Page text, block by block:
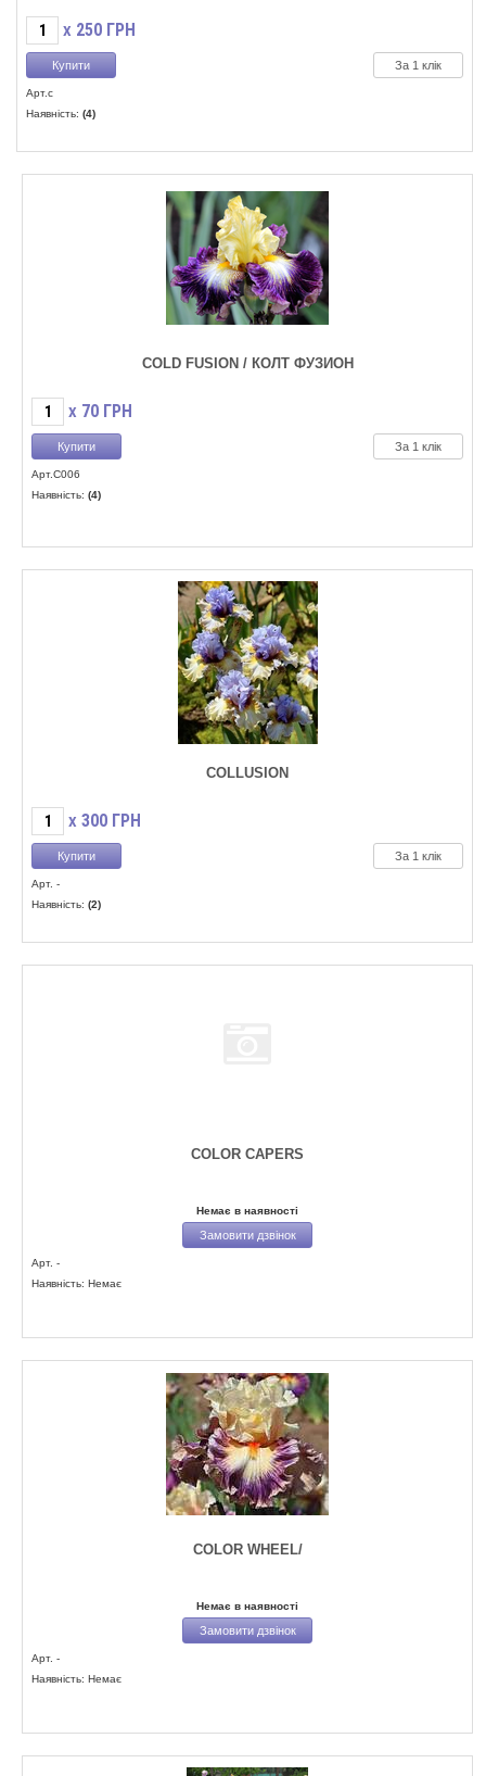
X 250 ГРН
За 1 клік
Арт.с
Наявність: (4)
COLD FUSION / КОЛТ ФУЗИОН
X 70 ГРН
За 1 клік
Арт.C006
Наявність: (4)
COLLUSION
X 300 ГРН
За 1 клік
Арт. -
Наявність: (2)
COLOR CAPERS
Немає в наявності
Замовити дзвінок
Арт. -
Наявність: Немає
COLOR WHEEL/
Немає в наявності
Замовити дзвінок
Арт. -
Наявність: Немає